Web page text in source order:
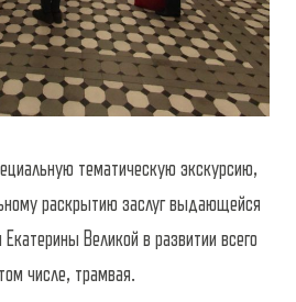
тематическую экскурсию,
раскрытию заслуг выдающейся
Великой в развитии всего
числе, трамвая.